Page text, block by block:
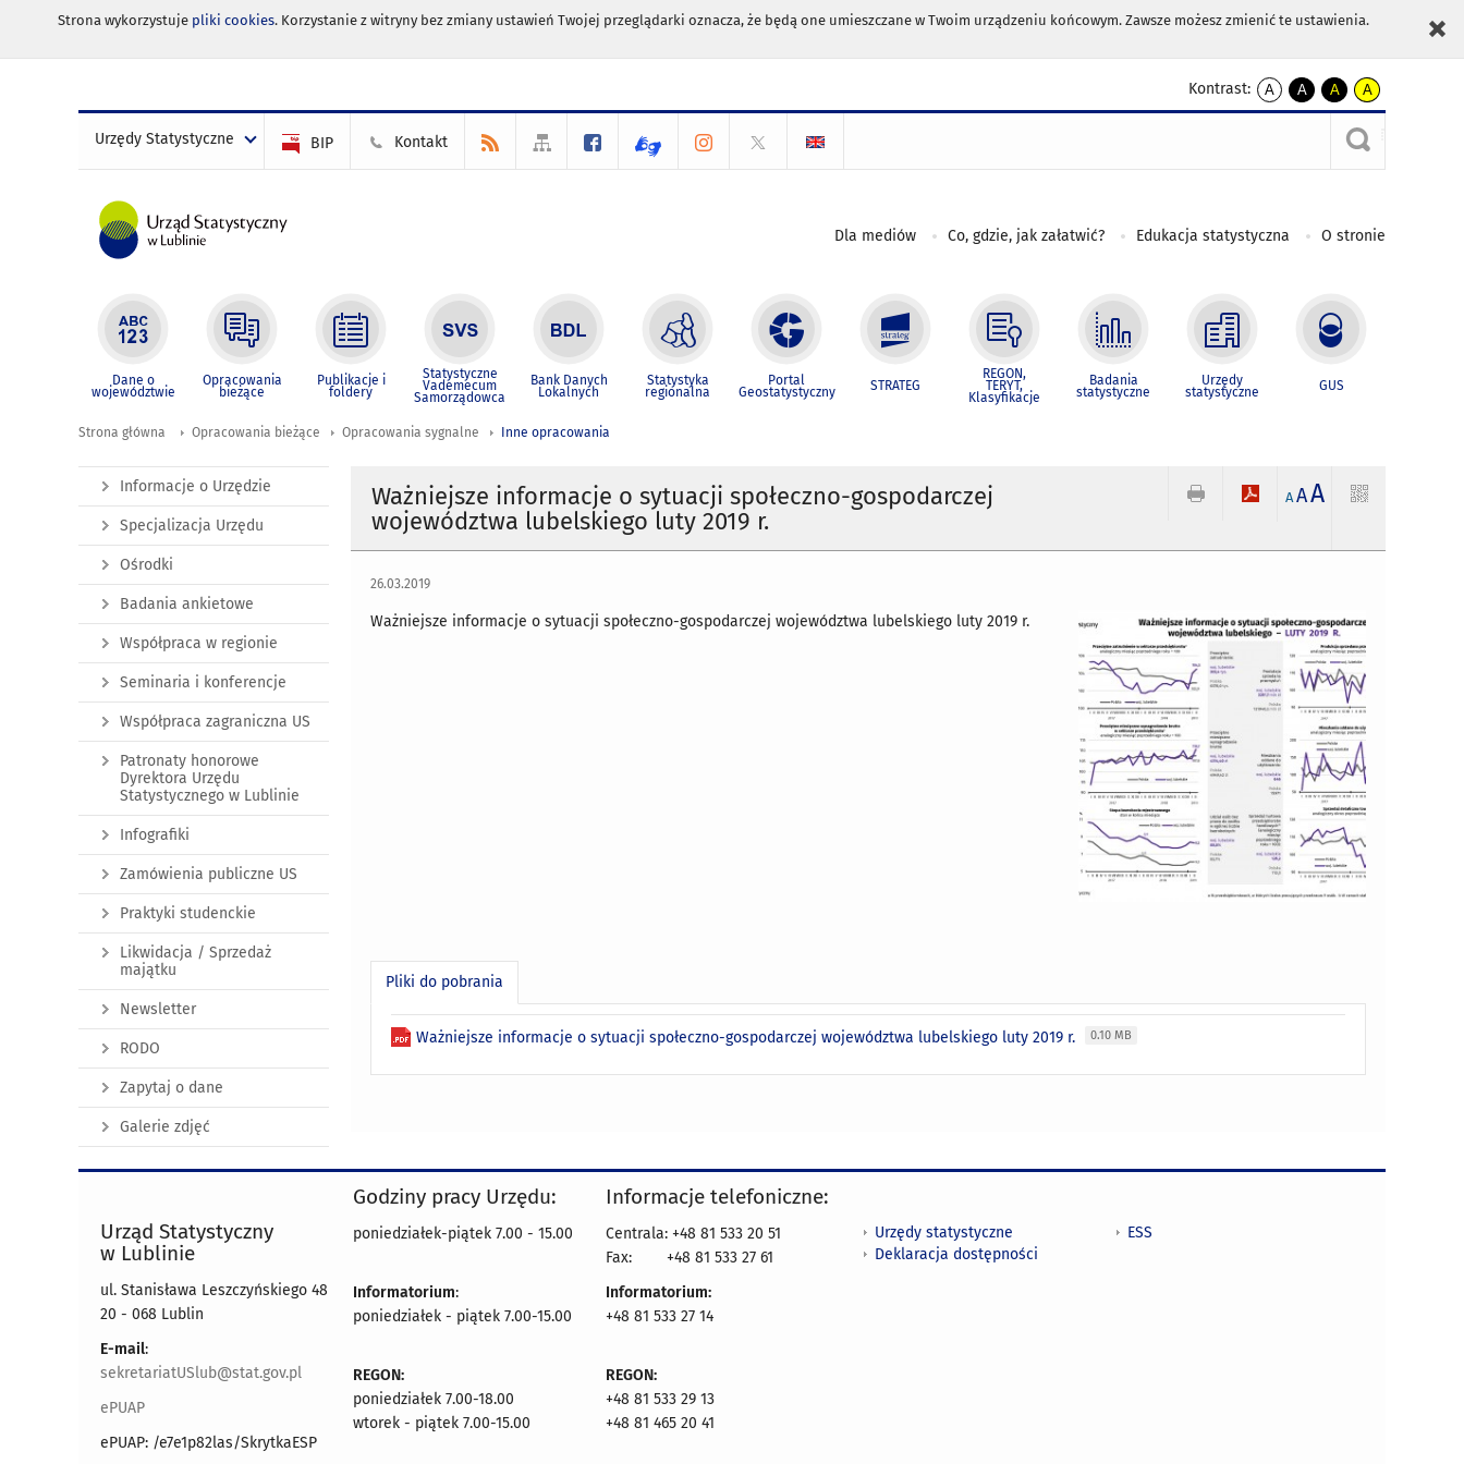
Strona wykorzystuje pliki cookies. Korzystanie z witryny bez zmiany ustawień Twojej przeglądarki oznacza, że będą one umieszczane w Twoim urządzeniu końcowym. Zawsze możesz zmienić te ustawienia.
Kontrast:
A
kontrast
A
kontrast
czarnym
A
kontrast
żółty
tekst
czarnym
A
kontrast
czarny
tekst
żółtym
Urzędy Statystyczne BIP Kontakt
Dla mediów Co, gdzie, jak załatwić? Edukacja statystyczna O stronie
Dane o
województwie
Opracowania
bieżące
Publikacje i
foldery
Statystyczne
Vademecum
Samorządowca
Bank Danych
Lokalnych
Statystyka
regionalna
Portal
Geostatystyczny STRATEG
REGON,
TERYT,
Klasyfikacje
Badania
statystyczne
Urzędy
statystyczne GUS
Strona główna Opracowania bieżące Opracowania sygnalne Inne opracowania
Ważniejsze informacje o sytuacji społeczno-gospodarczej
województwa lubelskiego luty 2019 r.
A AA
26.03.2019
Ważniejsze informacje o sytuacji społeczno-gospodarczej województwa lubelskiego luty 2019 r.
Pliki do pobrania
Ważniejsze informacje o sytuacji społeczno-gospodarczej województwa lubelskiego luty 2019 r. 0.10 MB
Informacje o Urzędzie
Specjalizacja Urzędu
Ośrodki
Badania ankietowe
Współpraca w regionie
Seminaria i konferencje
Współpraca zagraniczna US
Patronaty honorowe
Dyrektora Urzędu
Statystycznego w Lublinie
Infografiki
Zamówienia publiczne US
Praktyki studenckie
Likwidacja / Sprzedaż
majątku
Newsletter
RODO
Zapytaj o dane
Galerie zdjęć
Urząd Statystyczny
w Lublinie
ul. Stanisława Leszczyńskiego 48
20 - 068 Lublin
E-mail:
sekretariatUSlub@stat.gov.pl
ePUAP
ePUAP: /e7e1p82las/SkrytkaESP
Godziny pracy Urzędu:
poniedziałek-piątek 7.00 - 15.00
Informatorium:
poniedziałek - piątek 7.00-15.00
REGON:
poniedziałek 7.00-18.00
wtorek - piątek 7.00-15.00
Informacje telefoniczne:
Centrala: +48 81 533 20 51
Fax:
+48 81 533 27 61
Informatorium:
+48 81 533 27 14
REGON:
+48 81 533 29 13
+48 81 465 20 41
Urzędy statystyczne
Deklaracja dostępności
ESS